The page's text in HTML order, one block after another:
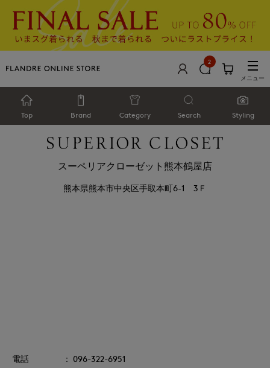
2
メニュー
Top Brand Category Search Styling
スーペリアクローゼット熊本鶴屋店
熊本県熊本市中央区手取本町6-1 3Ｆ
096-322-6951